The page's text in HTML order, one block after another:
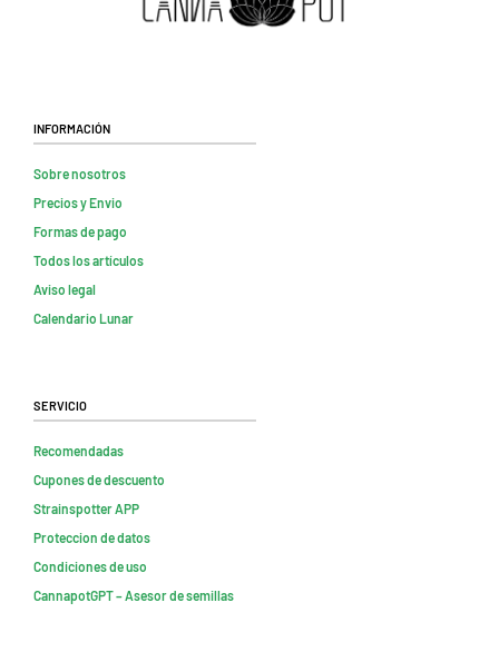
Información
Sobre nosotros
Precios y Envio
Formas de pago
Todos los artículos
Aviso legal
Calendario Lunar
Servicio
Recomendadas
Cupones de descuento
Strainspotter APP
Proteccion de datos
Condiciones de uso
CannapotGPT – Asesor de semillas